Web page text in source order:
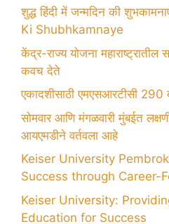
शुद्ध हिंदी में जन्मदिन की
Ki Shubhkamnaye
केंद्र-राज्य योजना महाराष्ट्रातील
कवच देते
एकादशीसाठी एमएसआरटीसी
सोमवार आणि मंगळवारी मुंबईत
आयएमडीने वर्तवला आहे
Keiser University
Success through Career-
Keiser University:
Education for Success